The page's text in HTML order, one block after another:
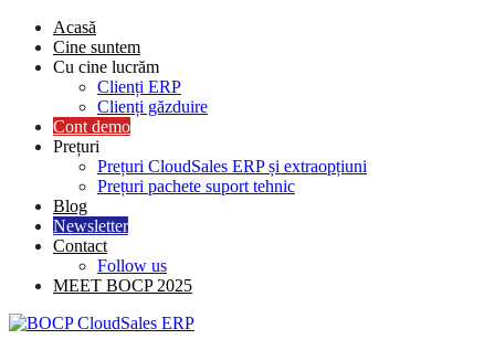
Skip
content
Acasă
Cine suntem
Cu cine lucrăm
Clienți ERP
Clienți găzduire
Cont demo
Prețuri
Prețuri CloudSales ERP și extraopțiuni
Prețuri pachete suport tehnic
Blog
Newsletter
Contact
Follow us
MEET BOCP 2025